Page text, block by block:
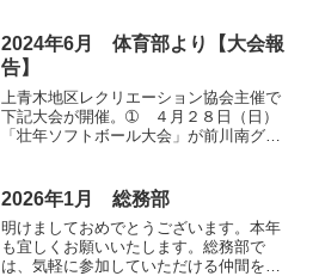
2024年6月 体育部より【大会報
告】
上青木地区レクリエーション協会主催で
下記大会が開催。➀ ４月２８日（日）
「壮年ソフトボール大会」が前川南グラ
ボール大会」が川口体育武道センターで
開催され上青木西町会...
2026年1月 総務部
明けましておめでとうございます。本年
も宜しくお願いいたします。総務部で
は、気軽に参加していただける仲間を募